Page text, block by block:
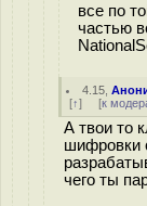
все по
частью
4.15 ,
[↑] [к
А твои то
шифровки
чего ты